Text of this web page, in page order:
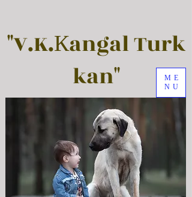
"V.K.Кangal Turk
kan"
ME
NU